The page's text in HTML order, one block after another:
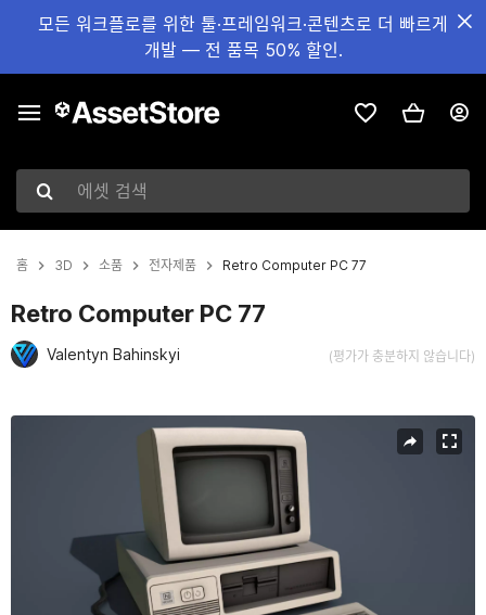
모든 워크플로를 위한 툴·프레임워크·콘텐츠로 더 빠르게
개발 — 전 품목 50% 할인.
에셋 검색
홈 3D 소품 전자제품 Retro Computer PC 77
Retro Computer PC 77
Valentyn Bahinskyi (평가가 충분하지 않습니다)
현재 슬라이드: 1 / 24